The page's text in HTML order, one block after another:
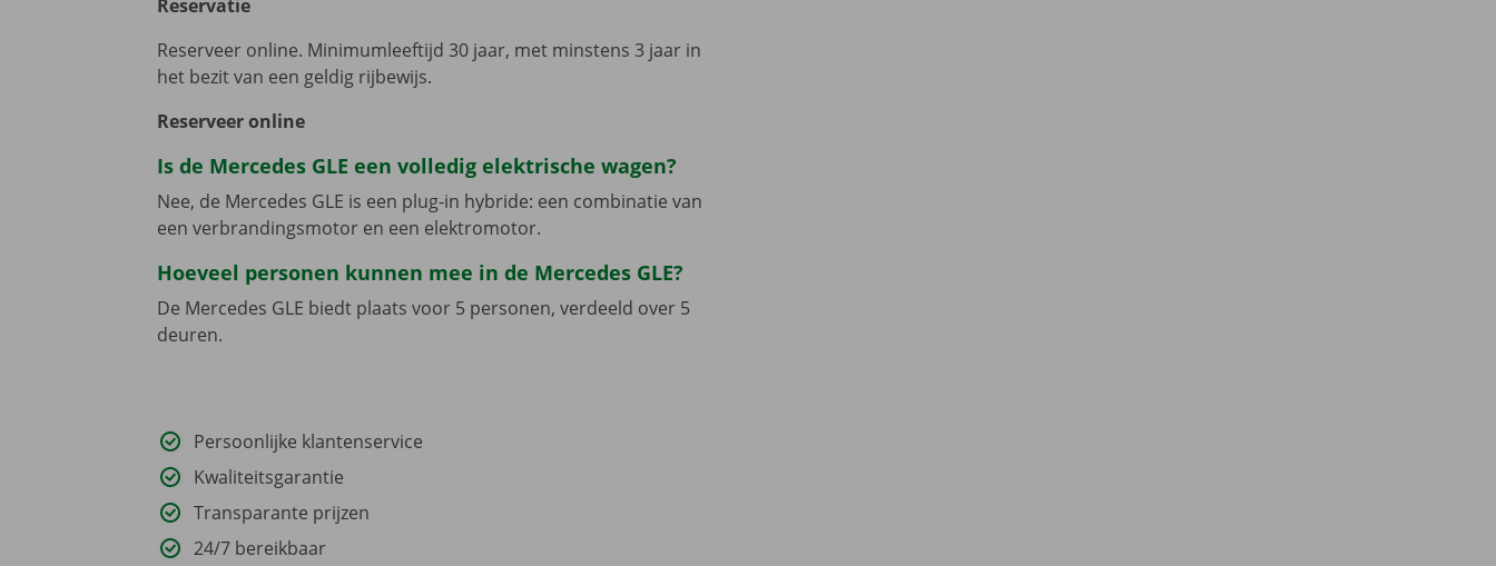
Reservatie
Reserveer online. Minimumleeftijd 30 jaar, met minstens 3 jaar in
het bezit van een geldig rijbewijs.
Reserveer online
Is de Mercedes GLE een volledig elektrische wagen?
Nee, de Mercedes GLE is een plug-in hybride: een combinatie van
een verbrandingsmotor en een elektromotor.
Hoeveel personen kunnen mee in de Mercedes GLE?
De Mercedes GLE biedt plaats voor 5 personen, verdeeld over 5
deuren.
Persoonlijke klantenservice
Kwaliteitsgarantie
Transparante prijzen
24/7 bereikbaar